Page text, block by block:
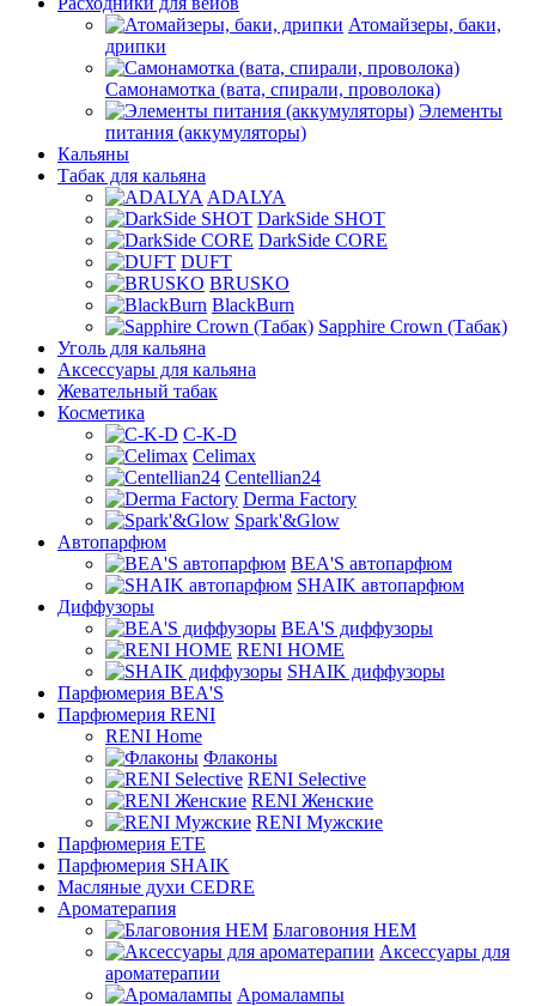
Атомайзеры, баки,
дрипки
Самонамотка (вата, спирали, проволока)
Элементы
питания (аккумуляторы)
Кальяны
Табак для кальяна
ADALYA
DarkSide SHOT
DarkSide CORE
DUFT
BRUSKO
BlackBurn
Sapphire Crown (Табак)
Уголь для кальяна
Аксессуары для кальяна
Жевательный табак
Косметика
C-K-D
Celimax
Centellian24
Derma Factory
Spark'&Glow
Автопарфюм
BEA'S автопарфюм
SHAIK автопарфюм
Диффузоры
BEA'S диффузоры
RENI HOME
SHAIK диффузоры
Парфюмерия BEA'S
Парфюмерия RENI
RENI Home
Флаконы
RENI Selective
RENI Женские
RENI Мужские
Парфюмерия ETE
Парфюмерия SHAIK
Масляные духи CEDRE
Ароматерапия
Благовония HEM
Аксессуары для
ароматерапии
Аромалампы